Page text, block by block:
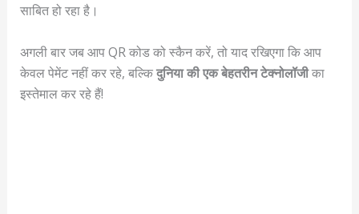
साबित हो रहा है।
अगली बार जब आप QR कोड को स्कैन करें, तो याद रखिएगा कि आप
केवल पेमेंट नहीं कर रहे, बल्किदुनिया की एक बेहतरीन टेक्नोलॉजीका
इस्तेमाल कर रहे हैं!